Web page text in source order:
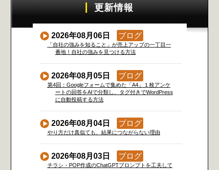
更新情報
2026年08月06日 ブログ
「自社の強みを知ること」が売上アップの一丁目一
番地！自社の強みを見つける方法
2026年08月05日 ブログ
第4回：Googleフォームで集めた「A4」１枚アンケ
ートの回答をAIで分類し、タグ付きでWordPress
に自動投稿する方法
2026年08月04日 ブログ
やり方だけ真似ても、結果につながらない理由
2026年08月03日 ブログ
チラシ・POP作成のChatGPTプロンプトを工夫して